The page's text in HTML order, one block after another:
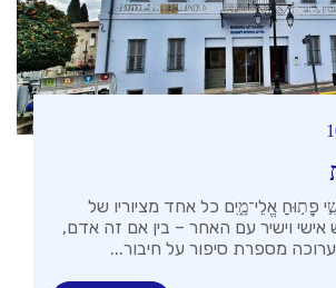
פָת֣וּחַ אֱלֵי־מָ֑יִם כל אחד מציוריו של
וישיר עם האחר – בין אם זה אדם,
מספרת סיפור על חיבור...